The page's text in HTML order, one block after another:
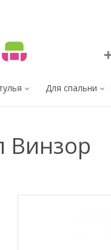
Для спальни
Винзор